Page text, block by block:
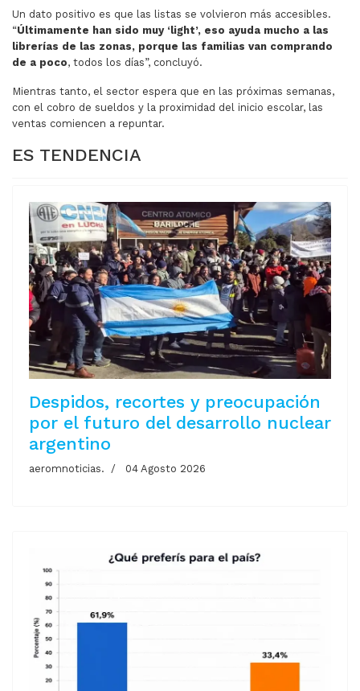
Un dato positivo es que las listas se volvieron más accesibles.
“Últimamente han sido muy ‘light’, eso ayuda mucho a las
librerías de las zonas, porque las familias van comprando
de a poco, todos los días”, concluyó.
Mientras tanto, el sector espera que en las próximas semanas,
con el cobro de sueldos y la proximidad del inicio escolar, las
ventas comiencen a repuntar.
ES TENDENCIA
Despidos, recortes y preocupación
por el futuro del desarrollo nuclear
argentino
aeromnoticias. 04 Agosto 2026